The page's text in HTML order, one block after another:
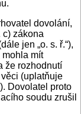
dovolání,
c) zákona
jen „o. s. ř.“),
mohla mít
že rozhodnutí
(uplatňuje
Dovolatel proto
soudu zrušil